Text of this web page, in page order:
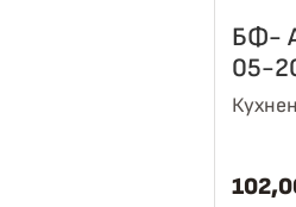
БФ-
05-